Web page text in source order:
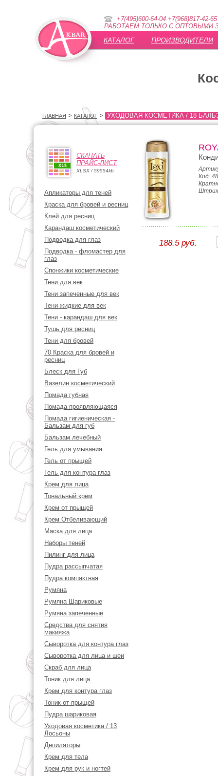
+7(495)600-64-04 +7(968)817-42-65
РАБОТАЕМ ТОЛЬКО С ОПТОВЫМИ
КАТАЛОГ ПРОИЗВОДИТЕЛИ
ГЛАВНАЯ > КАТАЛОГ > УХОДОВАЯ КОСМЕТИКА / 18
СКАЧАТЬ
ПРАЙС-ЛИСТ
XLSX / 59554kb
Апликаторы для теней
Краска для бровей и ресниц
Клей для ресниц
Карандаш косметический
Подводка для глаз
Подводка - фломастер для
глаз
Спонжики косметические
Тени для век
Тени запеченные для век
Тени жидкие для век
Тени - карандаш для век
Тушь для ресниц
Тени для бровей
70 Краска для бровей и
ресниц
Блеск для Губ
Вазелин косметический
Помада губная
Помада проявляющаяся
Помада гигиеническая -
Бальзам для губ
Бальзам лечебный
Гель для умывания
Гель от прыщей
Гель для контура глаз
Крем для лица
Тональный крем
Крем от прыщей
Крем Отбеливающий
Маска для лица
Наборы теней
Пилинг для лица
Пудра рассыпчатая
Пудра компактная
Румяна
Румяна Шариковые
Румяна запеченные
Средства для снятия
макияжа
Сыворотка для контура глаз
Сыворотка для лица и шеи
Скраб для лица
Тоник для лица
Крем для контура глаз
Тоник от прыщей
Пудра шариковая
Уходовая косметика / 13
Лосьоны
Депиляторы
Крем для тела
Крем для рук и ногтей
Код:
188.5 руб.